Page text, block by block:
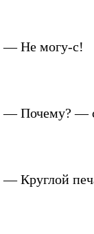
— Не могу-с!
— Почему? —
— Круглой